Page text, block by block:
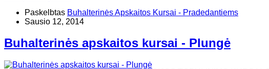
Paskelbtas Buhalterinės Apskaitos Kursai - Pradedantiems
Sausio 12, 2014
Buhalterinės apskaitos kursai - Plungė